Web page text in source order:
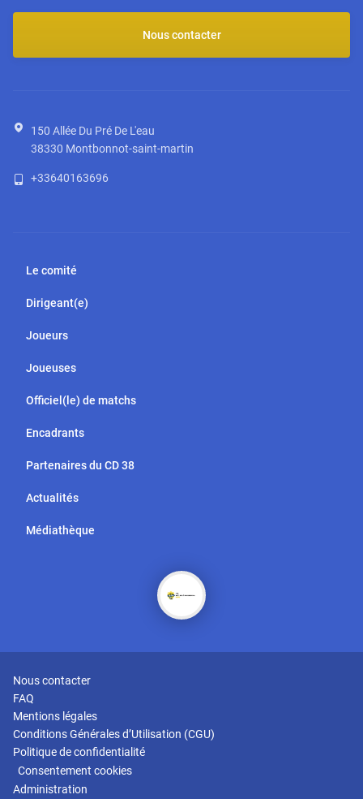
Nous contacter
150 Allée Du Pré De L'eau
38330 Montbonnot-saint-martin
+33640163696
Le comité
Dirigeant(e)
Joueurs
Joueuses
Officiel(le) de matchs
Encadrants
Partenaires du CD 38
Actualités
Médiathèque
Nous contacter
FAQ
Mentions légales
Conditions Générales d’Utilisation (CGU)
Politique de confidentialité
Consentement cookies
Administration